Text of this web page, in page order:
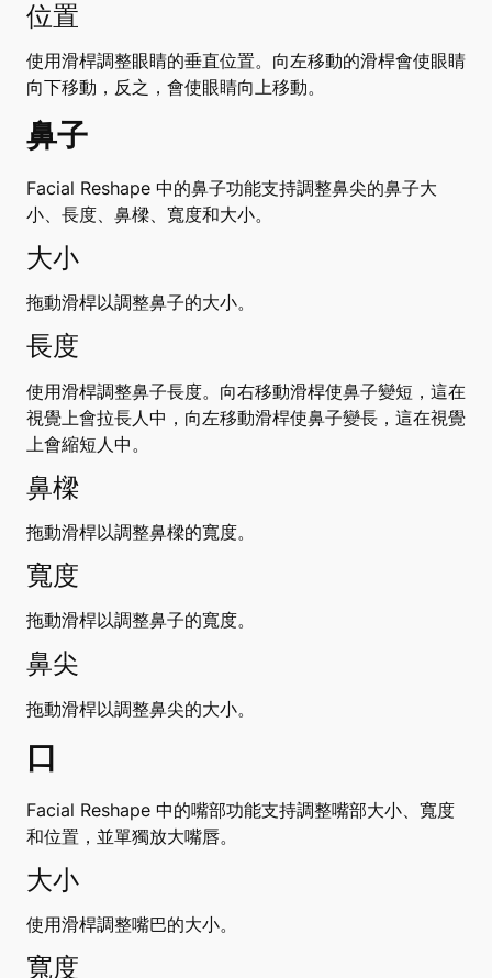
位置
使用滑桿調整眼睛的垂直位置。向左移動的滑桿會使眼睛
向下移動，反之，會使眼睛向上移動。
鼻子
Facial Reshape 中的鼻子功能支持調整鼻尖的鼻子大
小、長度、鼻樑、寬度和大小。
大小
拖動滑桿以調整鼻子的大小。
長度
使用滑桿調整鼻子長度。向右移動滑桿使鼻子變短，這在
視覺上會拉長人中，向左移動滑桿使鼻子變長，這在視覺
上會縮短人中。
鼻樑
拖動滑桿以調整鼻樑的寬度。
寬度
拖動滑桿以調整鼻子的寬度。
鼻尖
拖動滑桿以調整鼻尖的大小。
口
Facial Reshape 中的嘴部功能支持調整嘴部大小、寬度
和位置，並單獨放大嘴唇。
大小
使用滑桿調整嘴巴的大小。
寬度